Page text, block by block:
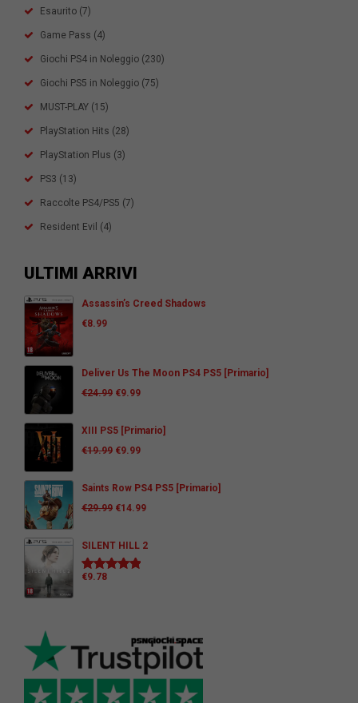
Esaurito (7)
Game Pass (4)
Giochi PS4 in Noleggio (230)
Giochi PS5 in Noleggio (75)
MUST-PLAY (15)
PlayStation Hits (28)
PlayStation Plus (3)
PS3 (13)
Raccolte PS4/PS5 (7)
Resident Evil (4)
ULTIMI ARRIVI
Assassin’s Creed Shadows
€8.99
Deliver Us The Moon PS4 PS5 [Primario]
€24.99 €9.99
XIII PS5 [Primario]
€19.99 €9.99
Saints Row PS4 PS5 [Primario]
€29.99 €14.99
SILENT HILL 2
Valutato
€9.78